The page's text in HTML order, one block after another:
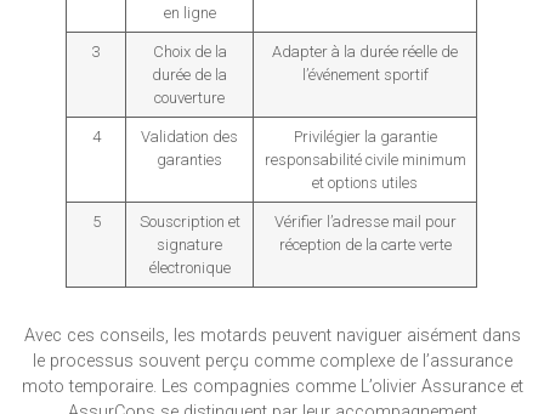
en ligne
3
Choix de la
durée de la
couverture
Adapter à la durée réelle de
l’événement sportif
4
Validation des
garanties
Privilégier la garantie
responsabilité civile minimum
et options utiles
5
Souscription et
signature
électronique
Vérifier l’adresse mail pour
réception de la carte verte
Avec ces conseils, les motards peuvent naviguer aisément dans
le processus souvent perçu comme complexe de l’assurance
moto temporaire. Les compagnies comme L’olivier Assurance et